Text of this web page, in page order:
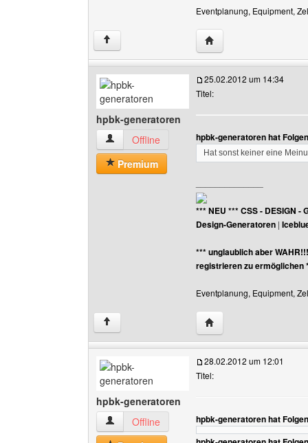
Eventplanung, Equipment,
↑ Website dieses
hpbk-generatoren
hpbk-generatoren Benutzer-Profile anzeigen
Offline
Premium
25.02.2012 um 14:34
Titel:
hpbk-generatoren hat
Hat sonst keiner eine
*** NEU *** CSS - DESIGN -
Design-Generatoren |
*** unglaublich aber
registrieren zu ermöglichen
Eventplanung, Equipment,
↑ Website dieses
hpbk-generatoren
hpbk-generatoren Benutzer-Profile anzeigen
Offline
28.02.2012 um 12:01
Titel:
hpbk-generatoren hat